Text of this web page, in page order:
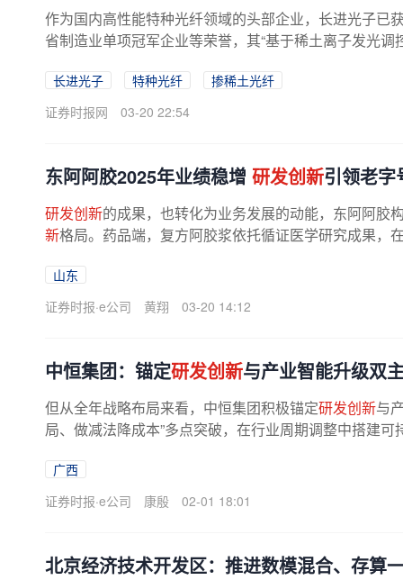
作为国内高性能特种光纤领域的头部企业，长进光子已
省制造业单项冠军企业等荣誉，其“基于稀土离子发光
长进光子 特种光纤
掺稀土光纤
证券时报网
03-20 22:54
东阿阿胶2025年业绩稳增 研发创新引领老字
研发创新的成果，也转化为业务发展的动能，东阿阿胶
新格局。药品端，复方阿胶浆依托循证医学研究成果，
山东
证券时报·e公司
黄翔 03-20 14:12
中恒集团：锚定研发创新与产业智能升级双
但从全年战略布局来看，中恒集团积极锚定研发创新与
局、做减法降成本”多点突破，在行业周期调整中搭建
广西
证券时报·e公司
康殷 02-01 18:01
北京经济技术开发区：推进数模混合、存算